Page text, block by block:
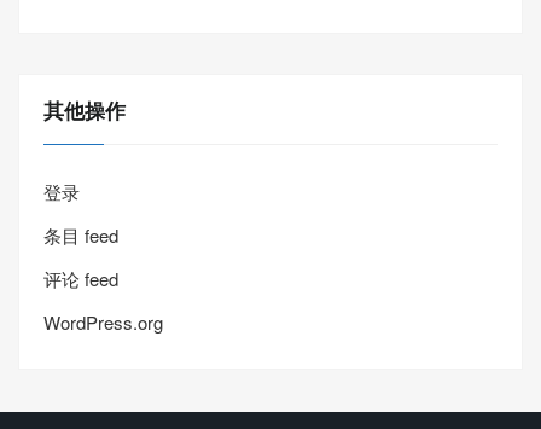
其他操作
登录
条目 feed
评论 feed
WordPress.org